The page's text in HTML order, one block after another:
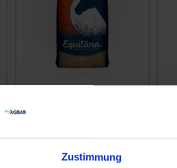
Zustimmung
Pferdeweide
Pferdeweide
zzgl. MwSt.